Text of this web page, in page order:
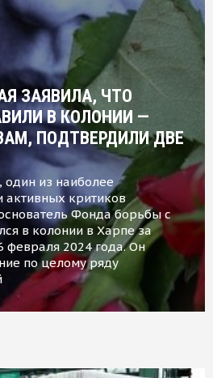
ЗАЯВИЛА, ЧТО
В КОЛОНИИ —
ПОДТВЕРДИЛИ ДВЕ
из наиболее
активных критиков
Фонда борьбы с
в колонии в Харпе за
2024 года. Он
по целому ряду